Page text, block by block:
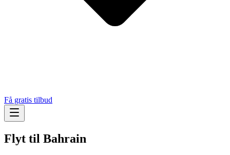
Få gratis tilbud
Flyt til Bahrain